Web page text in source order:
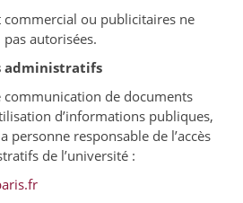
ou publicitaires ne
autorisées.
administratifs
de documents
d’informations publiques,
personne responsable de l’accès
de l’université :